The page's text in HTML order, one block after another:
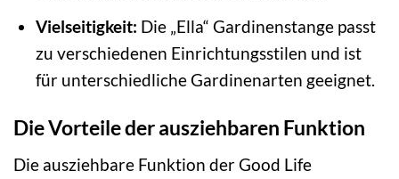
Vielseitigkeit: Die „Ella“ Gardinenstange passt
zu verschiedenen Einrichtungsstilen und ist
für unterschiedliche Gardinenarten geeignet.
Die Vorteile der ausziehbaren Funktion
Die ausziehbare Funktion der Good Life